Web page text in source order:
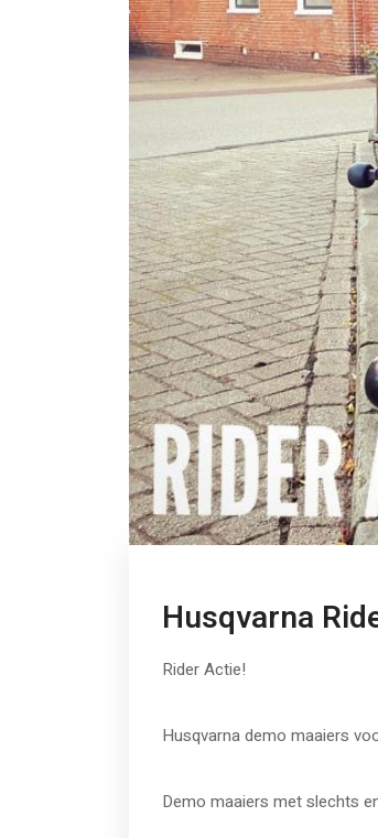
Husqvarna
Rider Actie!
Husqvarna demo maaiers
Demo maaiers met slechts